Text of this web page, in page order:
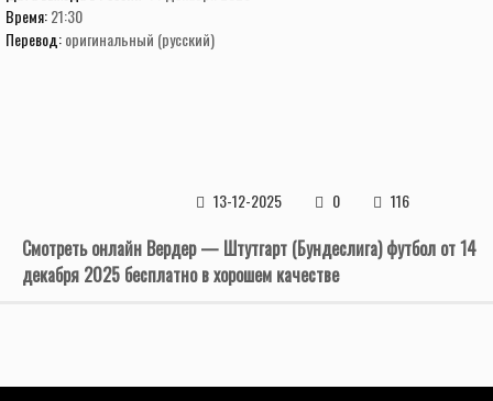
Время:21:30
Перевод:оригинальный (русский)
13-12-2025 0 116
Смотреть онлайн Вердер — Штутгарт (Бундеслига) футбол от 14
декабря 2025 бесплатно в хорошем качестве